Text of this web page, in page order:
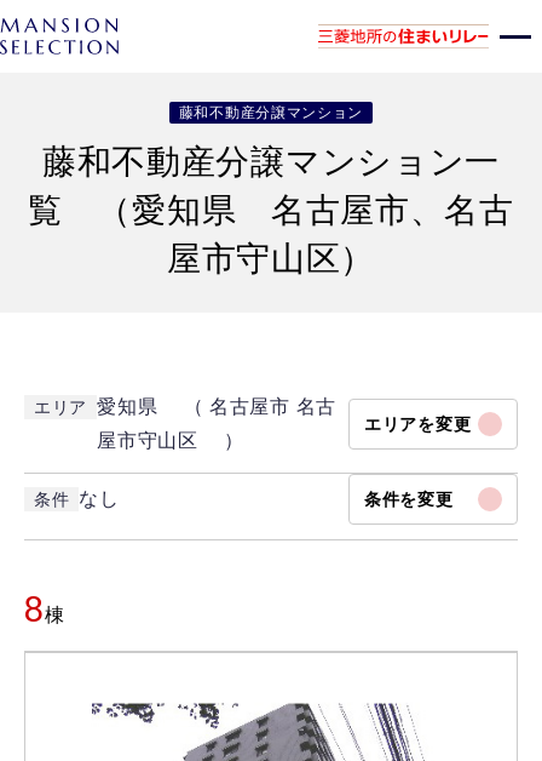
藤和不動産分譲マンション
藤和不動産分譲マンション一
覧 （愛知県 名古屋市、名古
屋市守山区）
エリア
愛知県 （ 名古屋市 名古
屋市守山区 ）
エリアを変更
条件 なし 条件を変更
8棟